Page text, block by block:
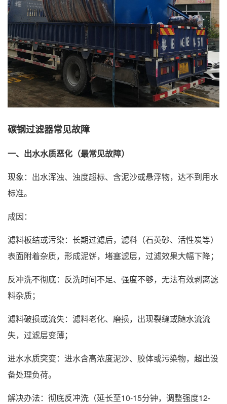
碳钢过滤器常见故障
一、出水水质恶化（最常见故障）
现象：出水浑浊、浊度超标、含泥沙或悬浮物，达不到用水
标准。
成因：
滤料板结或污染：长期过滤后，滤料（石英砂、活性炭等）
表面附着杂质，形成泥饼，堵塞滤层，过滤效果大幅下降；
反冲洗不彻底：反洗时间不足、强度不够，无法有效剥离滤
料杂质；
滤料破损或流失：滤料老化、磨损，出现裂缝或随水流流
失，过滤层变薄；
进水水质突变：进水含高浓度泥沙、胶体或污染物，超出设
备处理负荷。
解决办法：彻底反冲洗（延长至10-15分钟，调整强度12-